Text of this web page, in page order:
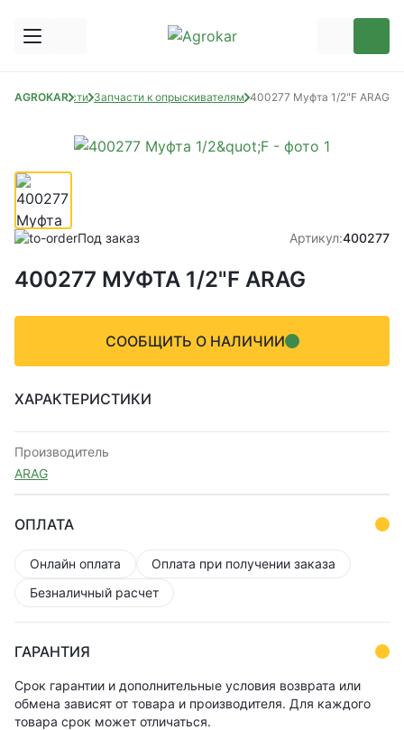
AGROKAR
Запчасти Запчасти к опрыскивателям 400277 Муфта 1/2"F ARAG
Под заказ Артикул:400277
400277 МУФТА 1/2"F ARAG
СООБЩИТЬ О НАЛИЧИИ
ХАРАКТЕРИСТИКИ
Производитель
ARAG
ОПЛАТА
Онлайн оплата
Оплата при получении заказа
Безналичный расчет
ГАРАНТИЯ
Срок гарантии и дополнительные условия возврата или
обмена зависят от товара и производителя. Для каждого
товара срок может отличаться.